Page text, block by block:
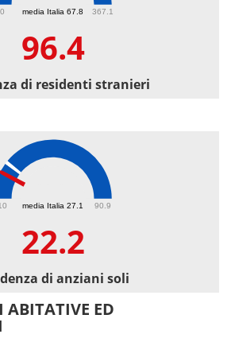
media Italia 67.8
0 367.1
96.4
di residenti stranieri
media Italia 27.1 90.9
22.2
di anziani soli
ED